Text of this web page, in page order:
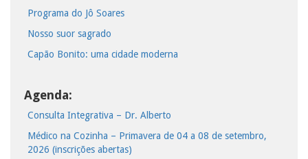
Programa do Jô Soares
Nosso suor sagrado
Capão Bonito: uma cidade moderna
Agenda:
Consulta Integrativa – Dr. Alberto
Médico na Cozinha – Primavera de 04 a 08 de setembro,
2026 (inscrições abertas)